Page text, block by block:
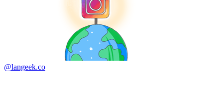
@langeek.co